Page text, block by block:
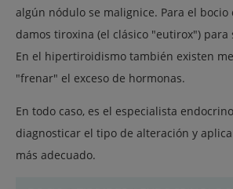
algún nódulo se malignice. Para el
damos tiroxina (el clásico "eutirox")
En el hipertiroidismo también existen
"frenar" el exceso de hormonas.
En todo caso, es el especialista
diagnosticar el tipo de alteración y
más adecuado.